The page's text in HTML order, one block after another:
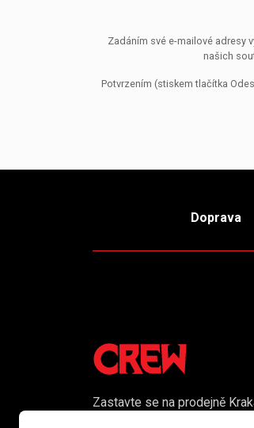
Zadáním své e-mailové adresy
našich
Potvrzením (stiskem tlačítka
Doprava
Zastavte se na prodejně